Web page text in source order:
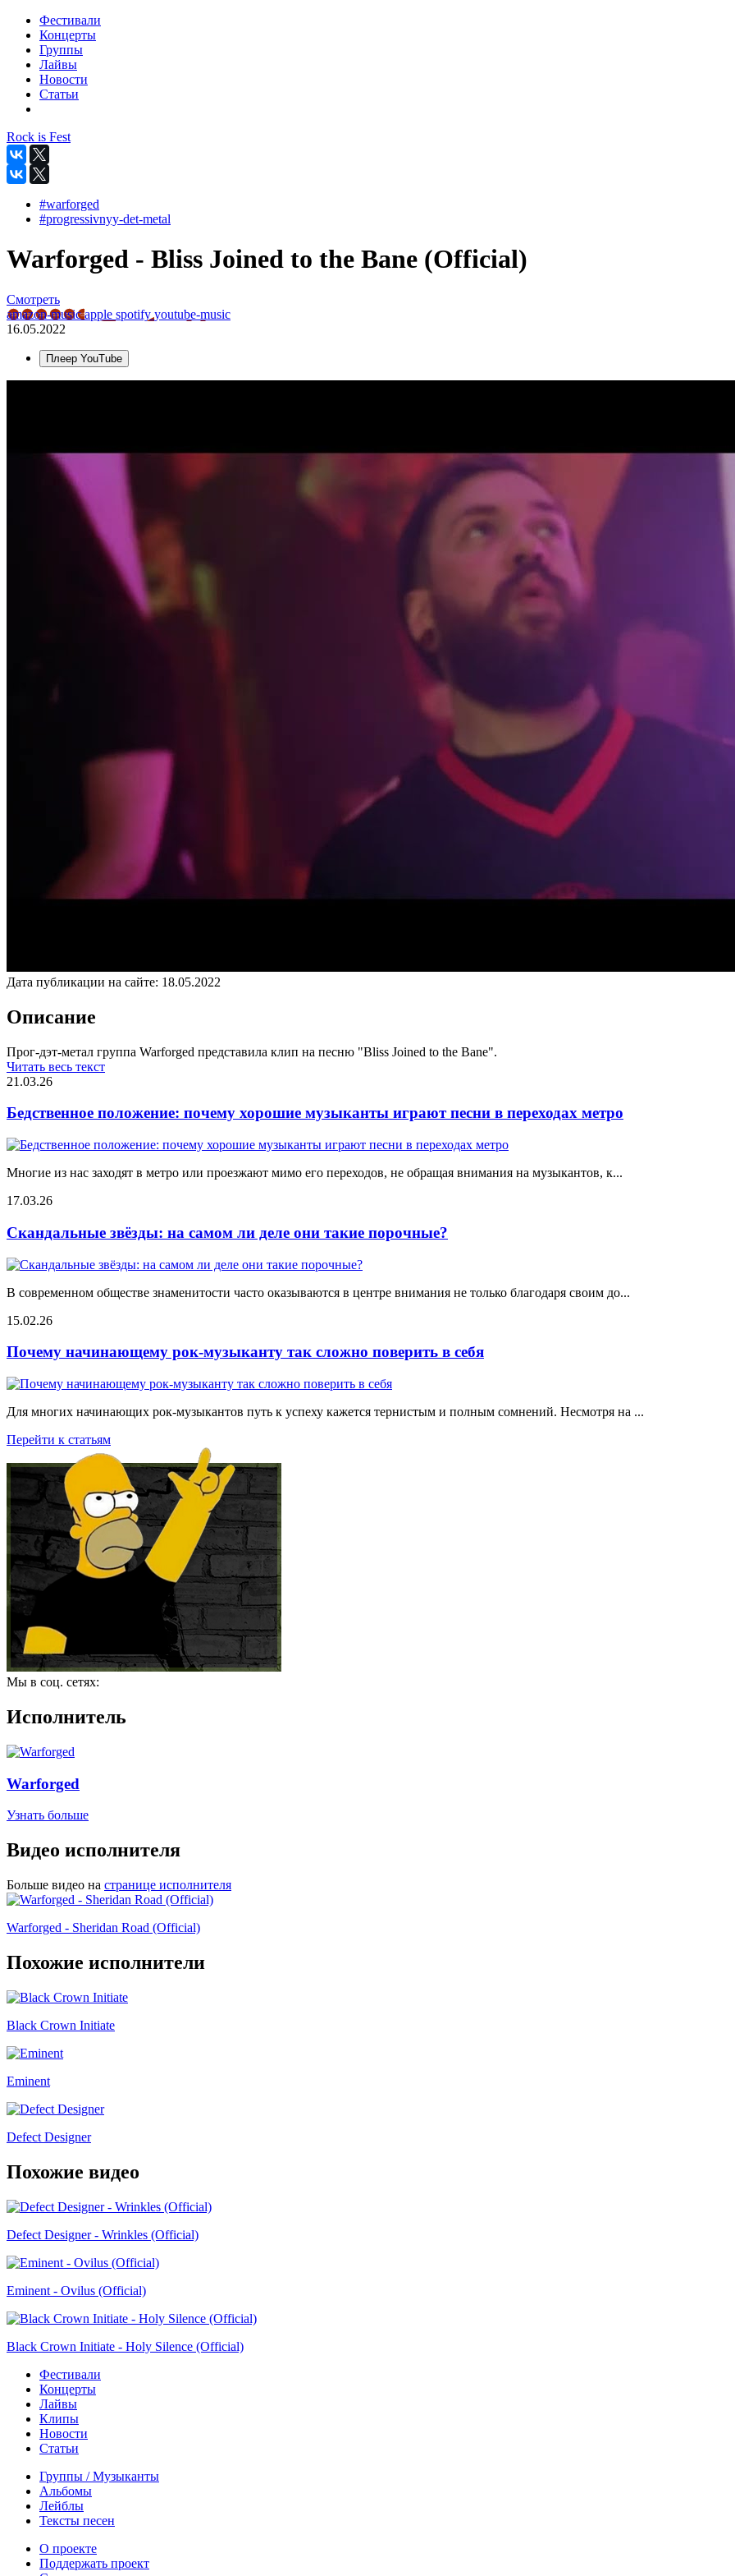
Фестивали
Концерты
Группы
Лайвы
Новости
Статьи
Rock is Fest
#warforged
#progressivnyy-det-metal
Warforged - Bliss Joined to the Bane (Official)
Смотреть
amazon-musicapple spotifyyoutube-music
16.05.2022
Плеер YouTube
Дата публикации на сайте: 18.05.2022
Описание
Прог-дэт-метал группа Warforged представила клип на песню "Bliss Joined to the Bane".
Читать весь текст
21.03.26
Бедственное положение: почему хорошие музыканты играют песни в переходах метро
Многие из нас заходят в метро или проезжают мимо его переходов, не обращая внимания на музыкантов, к...
17.03.26
Скандальные звёзды: на самом ли деле они такие порочные?
В современном обществе знаменитости часто оказываются в центре внимания не только благодаря своим до...
15.02.26
Почему начинающему рок-музыканту так сложно поверить в себя
Для многих начинающих рок-музыкантов путь к успеху кажется тернистым и полным сомнений. Несмотря на ...
Перейти к статьям
Мы в соц. сетях:
Исполнитель
Warforged
Узнать больше
Видео исполнителя
Больше видео на странице исполнителя
Warforged - Sheridan Road (Official)
Похожие исполнители
Black Crown Initiate
Eminent
Defect Designer
Похожие видео
Defect Designer - Wrinkles (Official)
Eminent - Ovilus (Official)
Black Crown Initiate - Holy Silence (Official)
Фестивали
Концерты
Лайвы
Клипы
Новости
Статьи
Группы / Музыканты
Альбомы
Лейблы
Тексты песен
О проекте
Поддержать проект